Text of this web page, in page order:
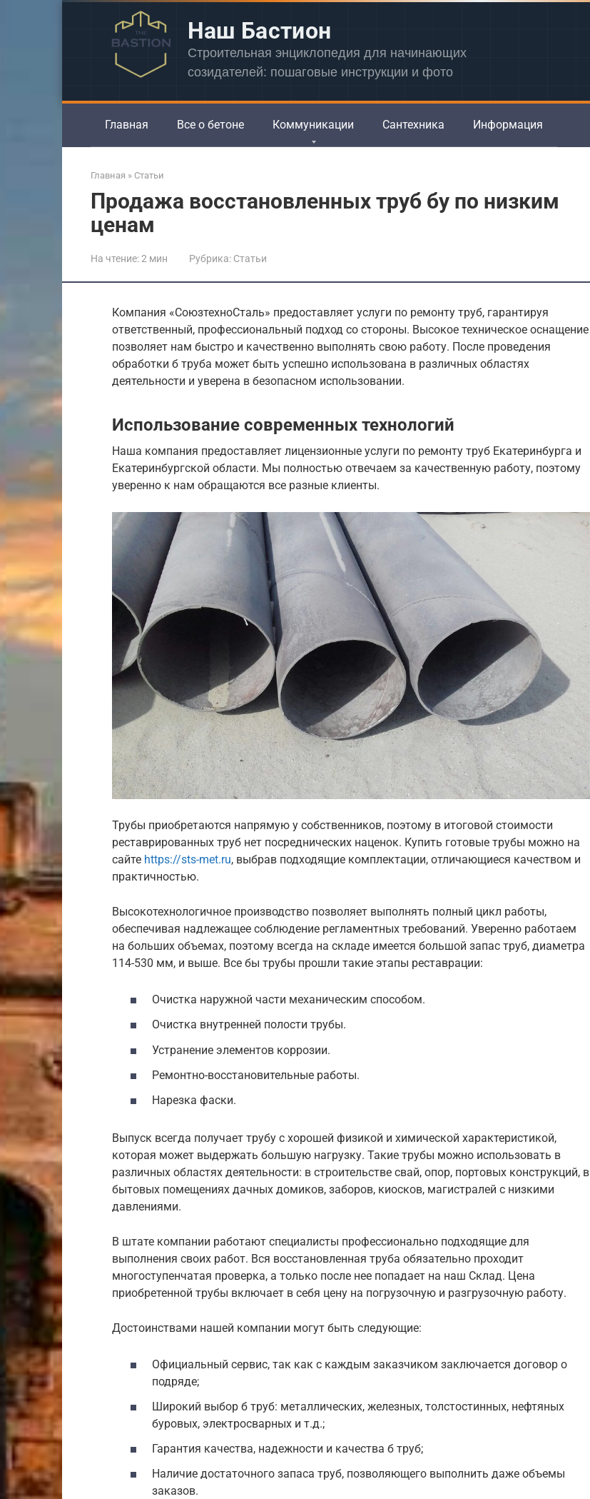
Наш Бастион
Строительная энциклопедия для начинающих
созидателей: пошаговые инструкции и фото
Главная Все о бетоне Коммуникации Сантехника Информация
Главная » Статьи
Продажа восстановленных труб бу по низким
ценам
На чтение:2 мин Рубрика: Статьи
Компания «СоюзтехноСталь» предоставляет услуги по ремонту труб, гарантируя
ответственный, профессиональный подход со стороны. Высокое техническое оснащение
позволяет нам быстро и качественно выполнять свою работу. После проведения
обработки б труба может быть успешно использована в различных областях
деятельности и уверена в безопасном использовании.
Использование современных технологий
Наша компания предоставляет лицензионные услуги по ремонту труб Екатеринбурга и
Екатеринбургской области. Мы полностью отвечаем за качественную работу, поэтому
уверенно к нам обращаются все разные клиенты.
Трубы приобретаются напрямую у собственников, поэтому в итоговой стоимости
реставрированных труб нет посреднических наценок. Купить готовые трубы можно на
сайте https://sts-met.ru, выбрав подходящие комплектации, отличающиеся качеством и
практичностью.
Высокотехнологичное производство позволяет выполнять полный цикл работы,
обеспечивая надлежащее соблюдение регламентных требований. Уверенно работаем
на больших объемах, поэтому всегда на складе имеется большой запас труб, диаметра
114-530 мм, и выше. Все бы трубы прошли такие этапы реставрации:
Очистка наружной части механическим способом.
Очистка внутренней полости трубы.
Устранение элементов коррозии.
Ремонтно-восстановительные работы.
Нарезка фаски.
Выпуск всегда получает трубу с хорошей физикой и химической характеристикой,
которая может выдержать большую нагрузку. Такие трубы можно использовать в
различных областях деятельности: в строительстве свай, опор, портовых конструкций, в
бытовых помещениях дачных домиков, заборов, киосков, магистралей с низкими
давлениями.
В штате компании работают специалисты профессионально подходящие для
выполнения своих работ. Вся восстановленная труба обязательно проходит
многоступенчатая проверка, а только после нее попадает на наш Склад. Цена
приобретенной трубы включает в себя цену на погрузочную и разгрузочную работу.
Достоинствами нашей компании могут быть следующие:
Официальный сервис, так как с каждым заказчиком заключается договор о
подряде;
Широкий выбор б труб: металлических, железных, толстостинных, нефтяных
буровых, электросварных и т.д.;
Гарантия качества, надежности и качества б труб;
Наличие достаточного запаса труб, позволяющего выполнить даже объемы
заказов.